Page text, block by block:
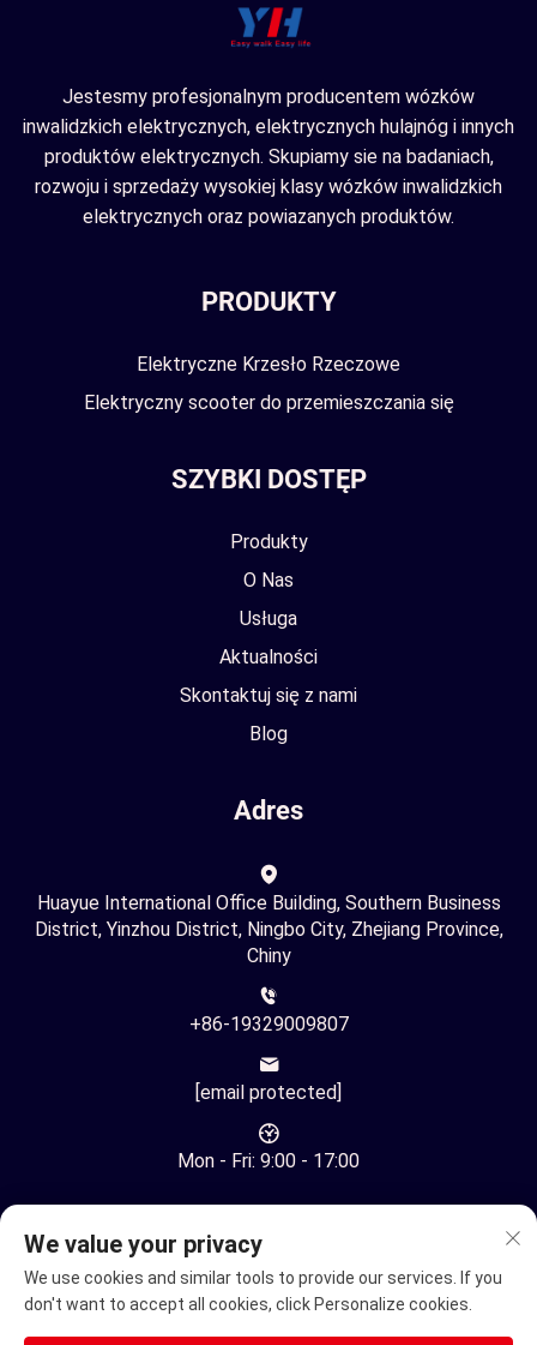
Jestesmy profesjonalnym producentem wózków
inwalidzkich elektrycznych, elektrycznych hulajnóg i innych
produktów elektrycznych. Skupiamy sie na badaniach,
rozwoju i sprzedaży wysokiej klasy wózków inwalidzkich
elektrycznych oraz powiazanych produktów.
PRODUKTY
Elektryczne Krzesło Rzeczowe
Elektryczny scooter do przemieszczania się
SZYBKI DOSTĘP
Produkty
O Nas
Usługa
Aktualności
Skontaktuj się z nami
Blog
Adres
Huayue International Office Building, Southern Business
District, Yinzhou District, Ningbo City, Zhejiang Province,
Chiny
+86-19329009807
[email protected]
Mon - Fri: 9:00 - 17:00
We value your privacy
We use cookies and similar tools to provide our services. If you
don't want to accept all cookies, click Personalize cookies.